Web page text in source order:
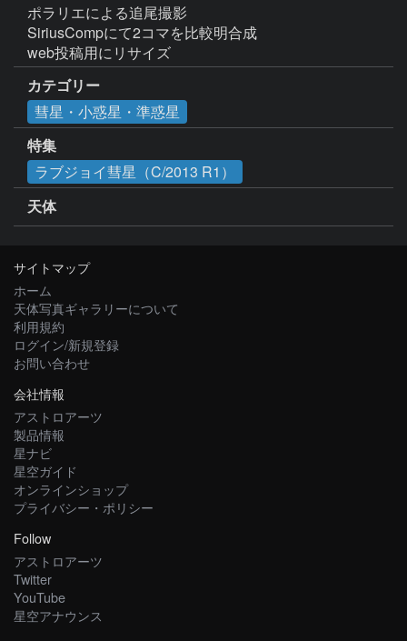
ポラリエによる追尾撮影
SiriusCompにて2コマを比較明合成
web投稿用にリサイズ
カテゴリー
彗星・小惑星・準惑星
特集
ラブジョイ彗星（C/2013 R1）
天体
サイトマップ
ホーム
天体写真ギャラリーについて
利用規約
ログイン/新規登録
お問い合わせ
会社情報
アストロアーツ
製品情報
星ナビ
星空ガイド
オンラインショップ
プライバシー・ポリシー
Follow
アストロアーツ
Twitter
YouTube
星空アナウンス